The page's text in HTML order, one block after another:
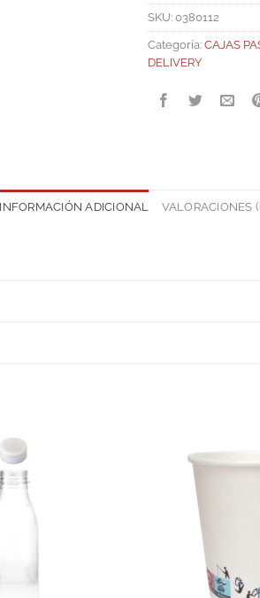
SKU: 0380112
Categoría: CAJAS
DELIVERY
INFORMACIÓN ADICIONAL VALORACIONES